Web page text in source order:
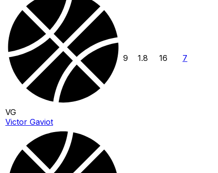
VG
Victor Gaviot
9 1.8 16 7